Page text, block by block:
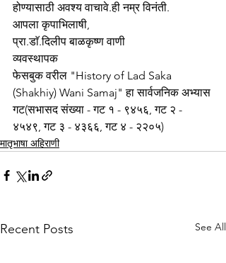
होण्यासाठी अवश्य वाचावे.ही नम्र विनंती.
आपला कृपाभिलाषी,
प्रा.डाॅ.दिलीप बाळकृष्ण वाणी
व्यवस्थापक
फेसबुक वरील "History of Lad Saka
(Shakhiy) Wani Samaj" हा सार्वजनिक अभ्यास
गट(सभासद संख्या - गट १ - ९४५६, गट २ -
४५४९, गट ३ - ४३६६, गट ४ - २२०५)
मातृभाषा अहिराणी
Recent Posts See All